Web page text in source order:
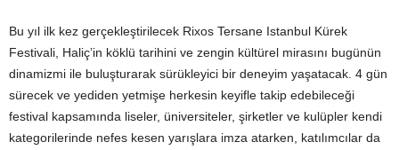
Bu yıl ilk kez gerçekleştirilecek Rixos Tersane Istanbul Kürek
Festivali, Haliç’in köklü tarihini ve zengin kültürel mirasını bugünün
dinamizmi ile buluşturarak sürükleyici bir deneyim yaşatacak. 4 gün
sürecek ve yediden yetmişe herkesin keyifle takip edebileceği
festival kapsamında liseler, üniversiteler, şirketler ve kulüpler kendi
kategorilerinde nefes kesen yarışlara imza atarken, katılımcılar da